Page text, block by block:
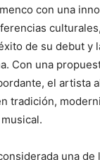
con una
de su debut y
Con una
el artista
tradición,
una de